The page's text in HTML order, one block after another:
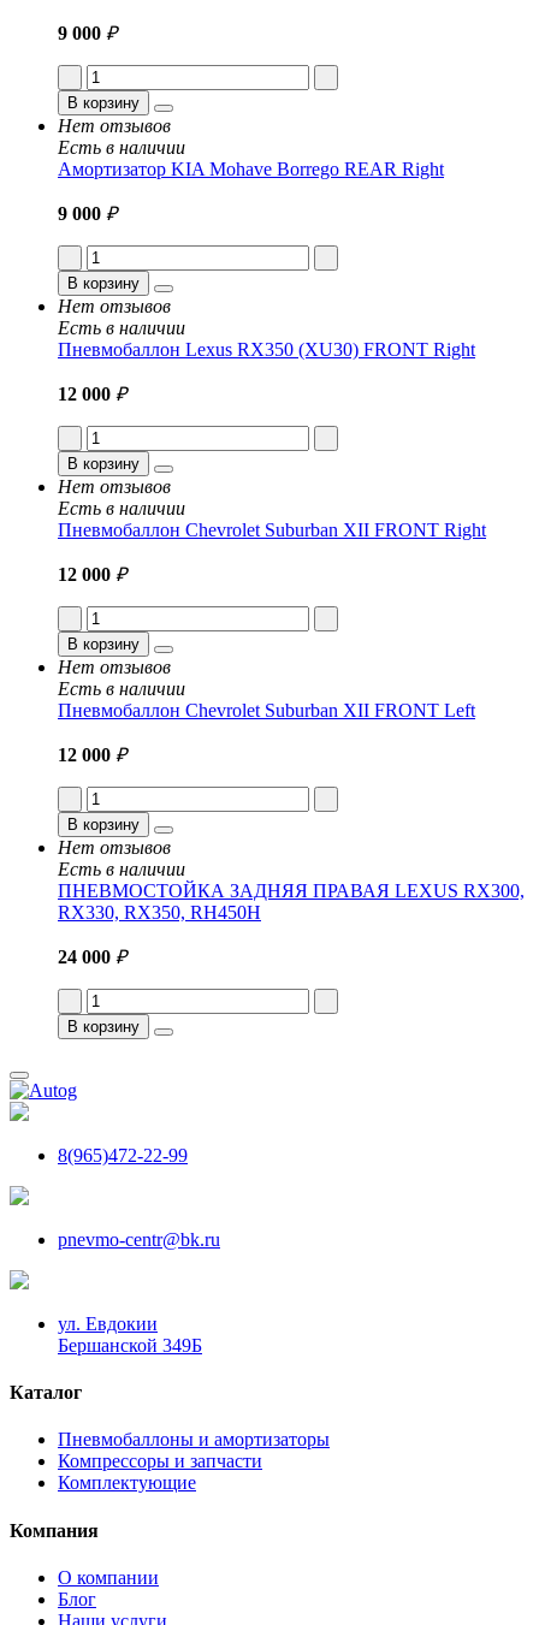
9 000 ₽
В корзину
Нет отзывов
Есть в наличии
Амортизатор KIA Mohave Borrego REAR Right
9 000 ₽
В корзину
Нет отзывов
Есть в наличии
Пневмобаллон Lexus RX350 (XU30) FRONT Right
12 000 ₽
В корзину
Нет отзывов
Есть в наличии
Пневмобаллон Chevrolet Suburban XII FRONT Right
12 000 ₽
В корзину
Нет отзывов
Есть в наличии
Пневмобаллон Chevrolet Suburban XII FRONT Left
12 000 ₽
В корзину
Нет отзывов
Есть в наличии
ПНЕВМОСТОЙКА ЗАДНЯЯ ПРАВАЯ LEXUS RX300,
RX330, RX350, RH450H
24 000 ₽
В корзину
8(965)472-22-99
pnevmo-centr@bk.ru
ул. Евдокии
Бершанской 349Б
Каталог
Пневмобаллоны и амортизаторы
Компрессоры и запчасти
Комплектующие
Компания
О компании
Блог
Наши услуги